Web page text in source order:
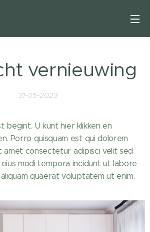
vernieuwing
31-05-2023
begint. U kunt hier klikken en
Porro quisquam est qui dolorem
amet consectetur adipisci velit sed
eius modi tempora incidunt ut labore
quaerat voluptatem ut enim.